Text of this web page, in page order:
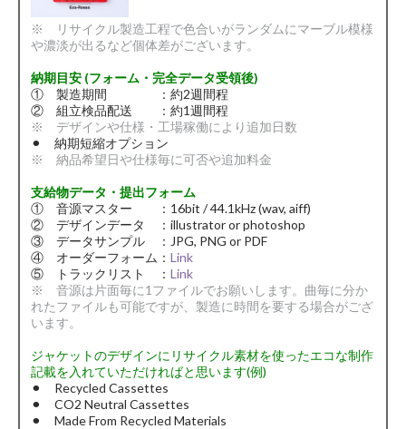
※ リサイクル製造工程で色合いがランダムにマーブル模様
や濃淡が出るなど個体差がございます。
納期目安 (フォーム・完全データ受領後)
① 製造期間 ：約2週間程
② 組立検品配送 ：約1週間程
※ デザインや仕様・工場稼働により追加日数
⚫︎ 納期短縮オプション
※ 納品希望日や仕様毎に可否や追加料金
支給物データ・提出フォーム
① 音源マスター ：16bit / 44.1kHz (wav, aiff)
② デザインデータ ：illustrator or photoshop
③ データサンプル ：JPG, PNG or PDF
④ オーダーフォーム： Link
⑤ トラックリスト ： Link
※ 音源は片面毎に1ファイルでお願いします。曲毎に分か
れたファイルも可能ですが、製造に時間を要する場合がござ
います。
ジャケットのデザインにリサイクル素材を使ったエコな制作
記載を入れていただければと思います(例)
⚫︎ Recycled Cassettes
⚫︎ CO2 Neutral Cassettes
⚫︎ Made From Recycled Materials